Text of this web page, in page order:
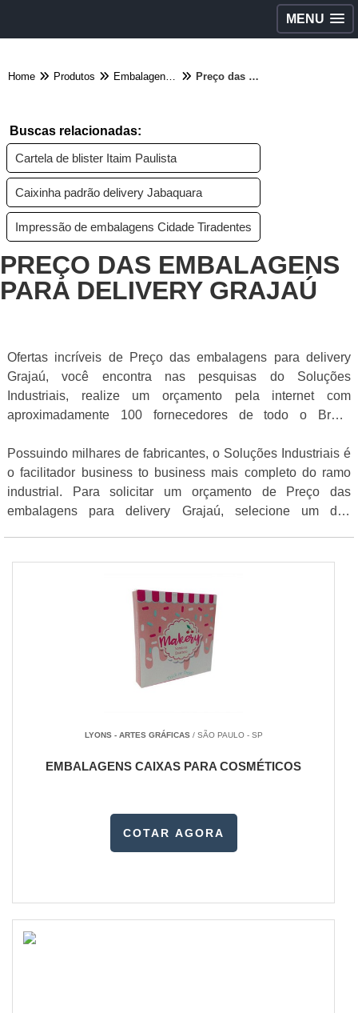
MENU
Home Produtos Embalagens diversas - Categoria Preço das embalagens para delivery Grajaú
Buscas relacionadas:
Cartela de blister Itaim Paulista
Caixinha padrão delivery Jabaquara
Impressão de embalagens Cidade Tiradentes
PREÇO DAS EMBALAGENS
PARA DELIVERY GRAJAÚ
Ofertas incríveis de Preço das embalagens para delivery
Grajaú, você encontra nas pesquisas do Soluções
Industriais, realize um orçamento pela internet com
aproximadamente 100 fornecedores de todo o Brasil
Possuindo milhares de fabricantes, o Soluções Industriais é
o facilitador business to business mais completo do ramo
industrial. Para solicitar um orçamento de Preço das
embalagens para delivery Grajaú, selecione um dos
LYONS - ARTES GRÁFICAS/ SÃO PAULO - SP
EMBALAGENS CAIXAS PARA COSMÉTICOS
COTAR AGORA